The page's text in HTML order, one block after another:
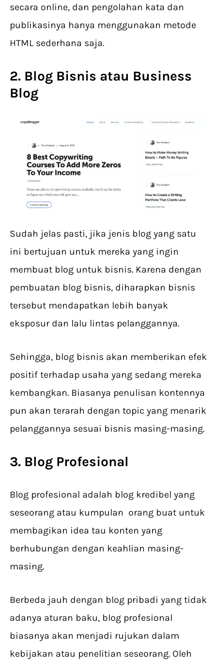
secara online, dan pengolahan kata dan
publikasinya hanya menggunakan metode
HTML sederhana saja.
2. Blog Bisnis atau Business
Blog
Sudah jelas pasti, jika jenis blog yang satu
ini bertujuan untuk mereka yang ingin
membuat blog untuk bisnis. Karena dengan
pembuatan blog bisnis, diharapkan bisnis
tersebut mendapatkan lebih banyak
eksposur dan lalu lintas pelanggannya.
Sehingga, blog bisnis akan memberikan efek
positif terhadap usaha yang sedang mereka
kembangkan. Biasanya penulisan kontennya
pun akan terarah dengan topic yang menarik
pelanggannya sesuai bisnis masing-masing.
3. Blog Profesional
Blog profesional adalah blog kredibel yang
seseorang atau kumpulan orang buat untuk
membagikan idea tau konten yang
berhubungan dengan keahlian masing-
masing.
Berbeda jauh dengan blog pribadi yang tidak
adanya aturan baku, blog profesional
biasanya akan menjadi rujukan dalam
kebijakan atau penelitian seseorang. Oleh